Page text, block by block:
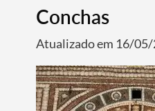
Conchas
Atualizado em 16/